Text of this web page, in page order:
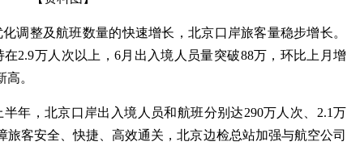
调整及航班数量的快速增长，北京口岸旅客量稳步增长。
2.9万人次以上，6月出入境人员量突破88万，环比上月增
。
年，北京口岸出入境人员和航班分别达290万人次、2.1万
旅客安全、快捷、高效通关，北京边检总站加强与航空公司